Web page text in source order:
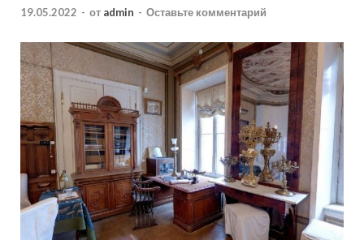
19.05.2022 - от admin - Оставьте комментарий